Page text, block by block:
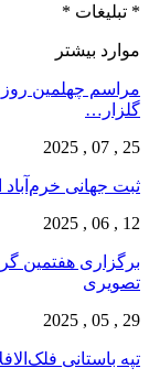
*
بیشتر
چهلمین روز
جهانی خرم‌‌آباد
هفتمین
باستانی